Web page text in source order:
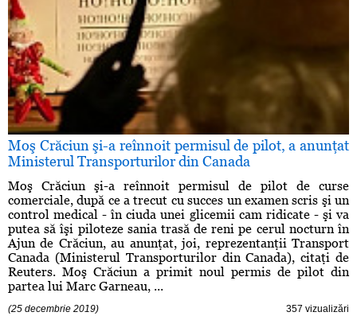
Moş Crăciun şi-a reînnoit permisul de pilot, a anunţat
Ministerul Transporturilor din Canada
Moş Crăciun şi-a reînnoit permisul de pilot de curse
comerciale, după ce a trecut cu succes un examen scris şi un
control medical - în ciuda unei glicemii cam ridicate - şi va
putea să îşi piloteze sania trasă de reni pe cerul nocturn în
Ajun de Crăciun, au anunţat, joi, reprezentanţii Transport
Canada (Ministerul Transporturilor din Canada), citaţi de
Reuters. Moş Crăciun a primit noul permis de pilot din
partea lui Marc Garneau, ...
(25 decembrie 2019) 357 vizualizări